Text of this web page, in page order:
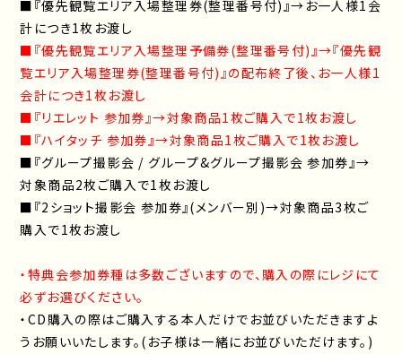
■『優先観覧エリア入場整理券(整理番号付)』→お一人様1会
計につき1枚お渡し
■『優先観覧エリア入場整理予備券(整理番号付)』→『優先観
覧エリア入場整理券(整理番号付)』の配布終了後、お一人様1
会計につき1枚お渡し
■『リエレット 参加券』→対象商品1枚ご購入で1枚お渡し
■『ハイタッチ 参加券』→対象商品1枚ご購入で1枚お渡し
■『グループ撮影会 / グループ&グループ撮影会 参加券』→
対象商品2枚ご購入で1枚お渡し
■『2ショット撮影会 参加券』(メンバー別)→対象商品3枚ご
購入で1枚お渡し
・特典会参加券種は多数ございますので、購入の際にレジにて
必ずお選びください。
・CD購入の際はご購入する本人だけでお並びいただきますよ
うお願いいたします。(お子様は一緒にお並びいただけます。)